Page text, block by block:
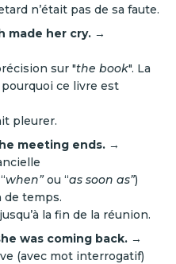
n’était pas de sa faute.
made her cry. →
sur "the book". La
ce livre est
pleurer.
meeting ends. →
when”ou “as soon as”)
temps.
la fin de la réunion.
was coming back. →
(avec mot interrogatif)